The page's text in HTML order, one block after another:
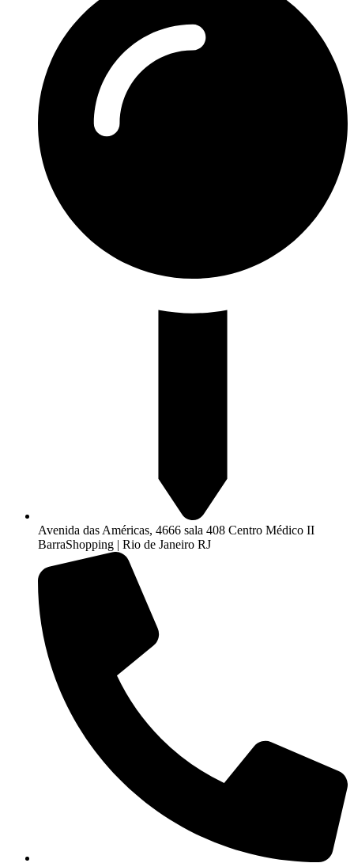
Avenida das Américas, 4666 sala 408 Centro Médico II
BarraShopping | Rio de Janeiro RJ